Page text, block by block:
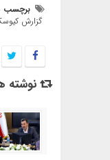
برچسب
گزارش
نوشته